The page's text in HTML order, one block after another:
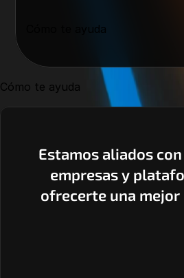
Cómo te ayuda
Estamos aliados
empresas y
ofrecerte una mejor
Cómo te ayuda